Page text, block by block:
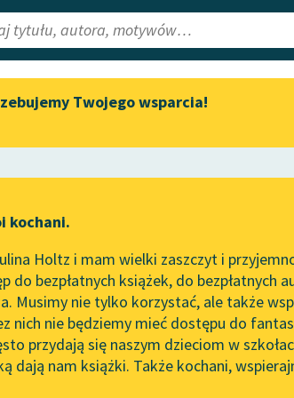
Lektury
redakcyjne
Aktualności
Spotkanie z Katarzyną
do słuchania na Wolnych
Lekturach
Nowy audiobook – „Marzenie
o Oriencie” Sophie Elkan
Kolekcja Nadwyraz.com x
Wolne Lektury – idealna na
Twojego wsparcia!
kochani.
Holtz i mam wielki zaszczyt i
do bezpłatnych książek, do bezpłatnych
Musimy nie tylko korzystać, ale także
nich nie będziemy mieć dostępu do
przydają się naszym dzieciom w
dają nam książki. Także kochani,
✖ Zygmunt Krasiński✖